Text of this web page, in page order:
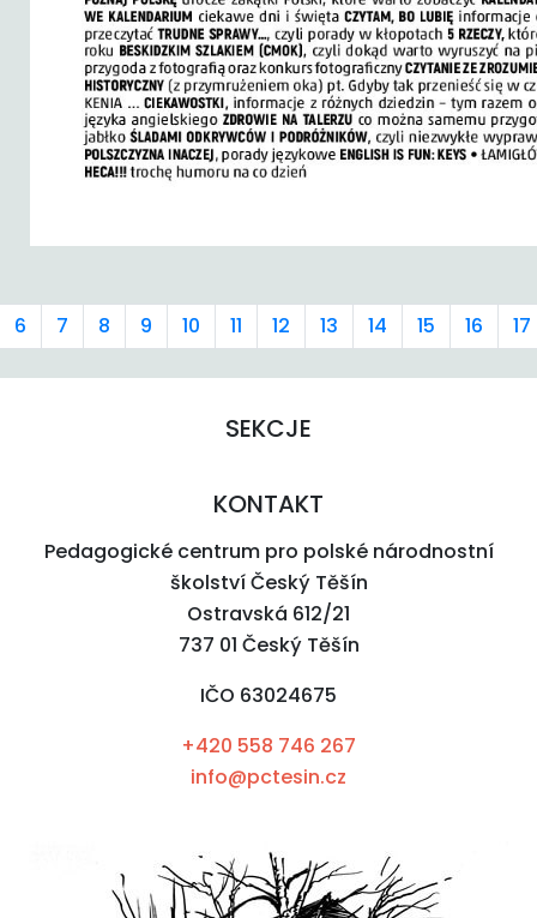
6 7 8 9 10 11 12 13 14 15 16 17
SEKCJE
KONTAKT
Pedagogické centrum pro polské národnostní
školství Český Těšín
Ostravská 612/21
737 01 Český Těšín
IČO 63024675
+420 558 746 267
info@pctesin.cz